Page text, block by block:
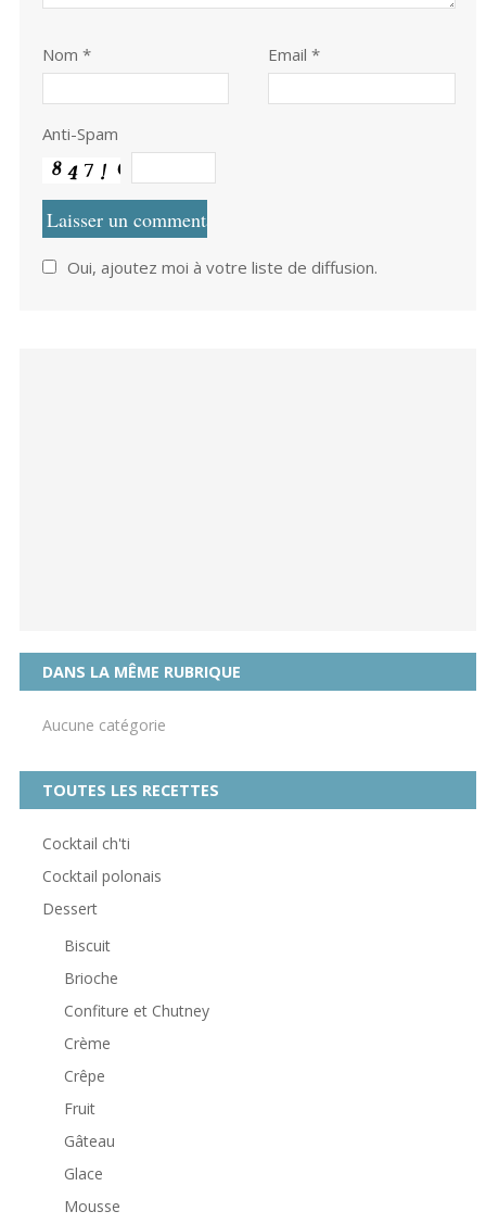
Nom * Email *
Anti-Spam
Oui, ajoutez moi à votre liste de diffusion.
DANS LA MÊME RUBRIQUE
Aucune catégorie
TOUTES LES RECETTES
Cocktail ch'ti
Cocktail polonais
Dessert
Biscuit
Brioche
Confiture et Chutney
Crème
Crêpe
Fruit
Gâteau
Glace
Mousse